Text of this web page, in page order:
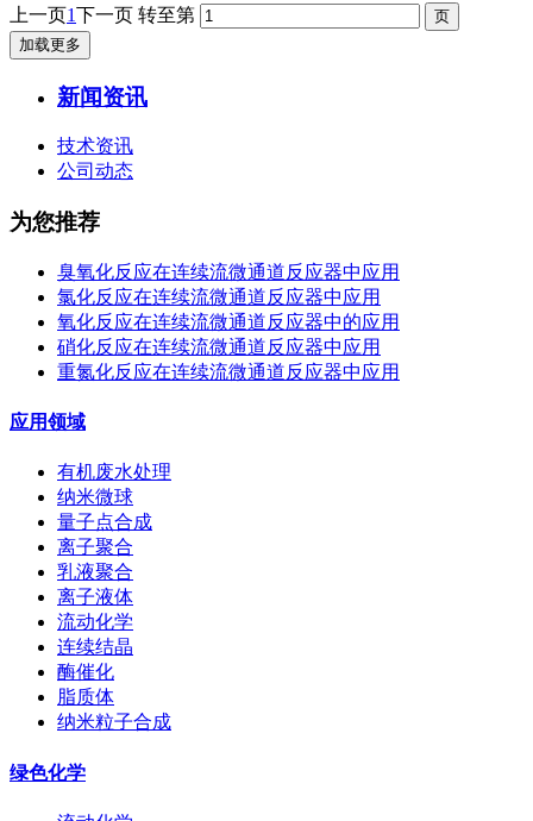
上一页1下一页 转至第
加载更多
新闻资讯
技术资讯
公司动态
为您推荐
臭氧化反应在连续流微通道反应器中应用
氯化反应在连续流微通道反应器中应用
氧化反应在连续流微通道反应器中的应用
硝化反应在连续流微通道反应器中应用
重氮化反应在连续流微通道反应器中应用
应用领域
有机废水处理
纳米微球
量子点合成
离子聚合
乳液聚合
离子液体
流动化学
连续结晶
酶催化
脂质体
纳米粒子合成
绿色化学